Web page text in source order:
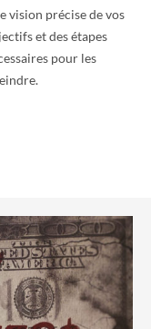
vision précise de vos
et des étapes
pour les